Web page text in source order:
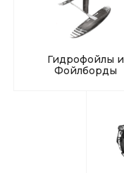
Гидрофойлы и
Фойлборды